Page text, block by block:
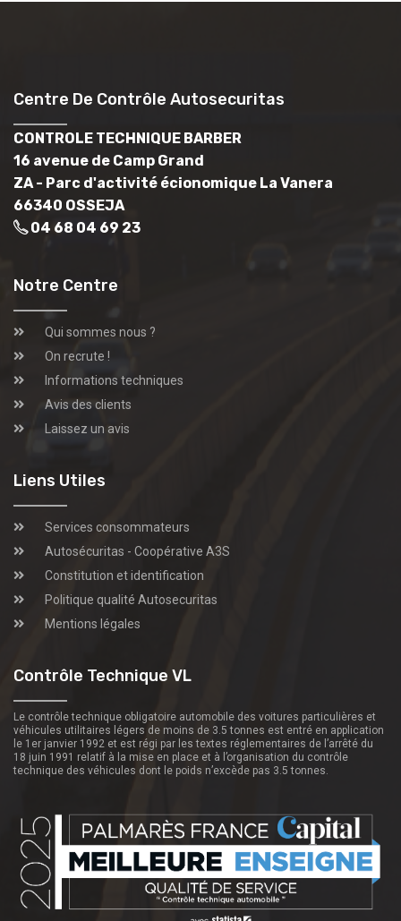
Centre De Contrôle Autosecuritas
CONTROLE TECHNIQUE BARBER
16 avenue de Camp Grand
ZA - Parc d'activité écionomique La Vanera
66340 OSSEJA
04 68 04 69 23
Notre Centre
Qui sommes nous ?
On recrute !
Informations techniques
Avis des clients
Laissez un avis
Liens Utiles
Services consommateurs
Autosécuritas - Coopérative A3S
Constitution et identification
Politique qualité Autosecuritas
Mentions légales
Contrôle Technique VL
Le contrôle technique obligatoire automobile des voitures particulières et
véhicules utilitaires légers de moins de 3.5 tonnes est entré en application
le 1er janvier 1992 et est régi par les textes réglementaires de l’arrêté du
18 juin 1991 relatif à la mise en place et à l’organisation du contrôle
technique des véhicules dont le poids n’excède pas 3.5 tonnes.